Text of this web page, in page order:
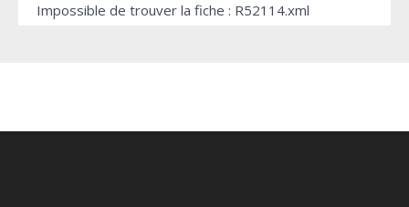
Impossible de trouver la fiche : R52114.xml